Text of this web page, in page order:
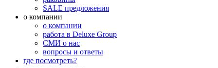
SALE предложения
о компании
о компании
работа в Deluxe Group
СМИ о нас
вопросы и ответы
где посмотреть?